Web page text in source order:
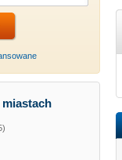
miastach